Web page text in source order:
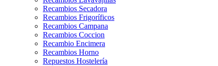
Recambios Secadora
Recambios Frigoríficos
Recambios Campana
Recambios Coccion
Recambio Encimera
Recambios Horno
Repuestos Hostelería